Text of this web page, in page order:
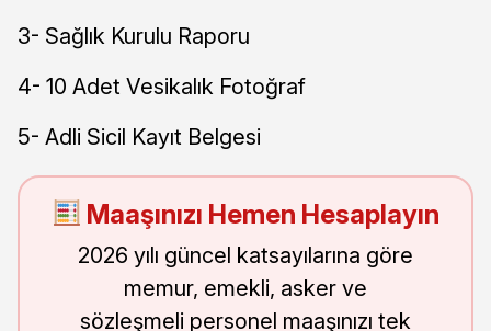
3- Sağlık Kurulu Raporu
4- 10 Adet Vesikalık Fotoğraf
5- Adli Sicil Kayıt Belgesi
Maaşınızı Hemen Hesaplayın
2026 yılı güncel katsayılarına göre
memur, emekli, asker ve
sözleşmeli personel maaşınızı tek